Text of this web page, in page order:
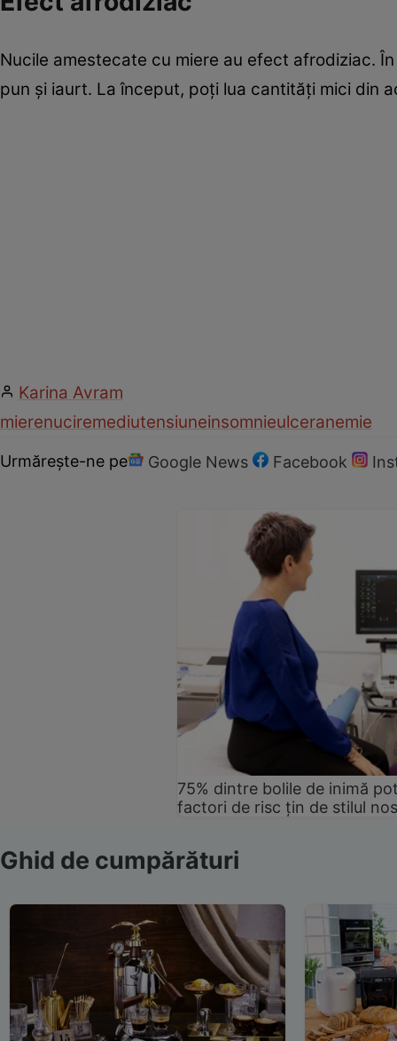
Nucile amestecate cu miere au efect afrodiziac.
pun şi iaurt. La început, poţi lua cantităţi mici din
Karina Avram
mierenuciremediutensiuneinsomnieulceranemie
Urmărește-ne pe Google News Facebook
75% dintre bolile de inimă
factori de risc țin de stilul
Ghid de cumpărături